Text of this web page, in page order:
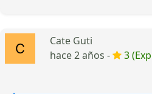
Cate Guti
hace 2 años -
3